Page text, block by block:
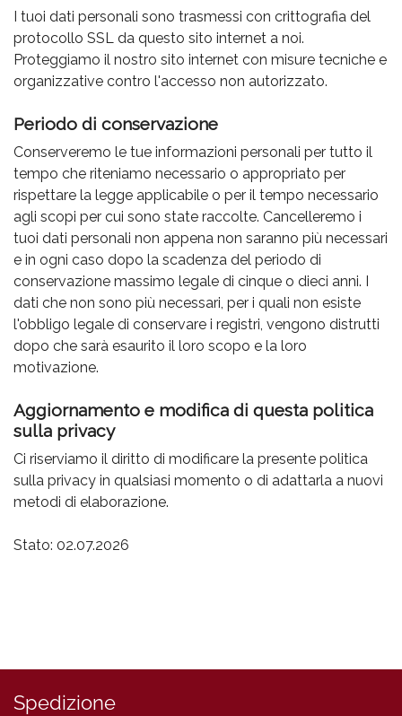
I tuoi dati personali sono trasmessi con crittografia del
protocollo SSL da questo sito internet a noi.
Proteggiamo il nostro sito internet con misure tecniche e
organizzative contro l'accesso non autorizzato.
Periodo di conservazione
Conserveremo le tue informazioni personali per tutto il
tempo che riteniamo necessario o appropriato per
rispettare la legge applicabile o per il tempo necessario
agli scopi per cui sono state raccolte. Cancelleremo i
tuoi dati personali non appena non saranno più necessari
e in ogni caso dopo la scadenza del periodo di
conservazione massimo legale di cinque o dieci anni. I
dati che non sono più necessari, per i quali non esiste
l'obbligo legale di conservare i registri, vengono distrutti
dopo che sarà esaurito il loro scopo e la loro
motivazione.
Aggiornamento e modifica di questa politica
sulla privacy
Ci riserviamo il diritto di modificare la presente politica
sulla privacy in qualsiasi momento o di adattarla a nuovi
metodi di elaborazione.
Stato: 02.07.2026
Spedizione